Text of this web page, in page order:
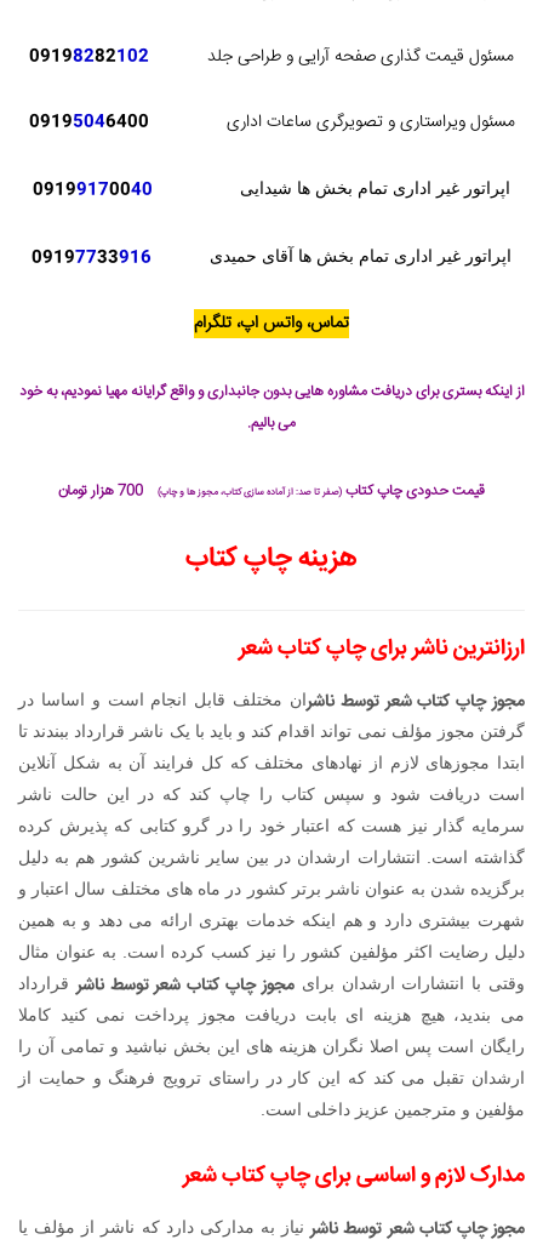
مسئول قیمت گذاری صفحه آرایی و طراحی جلد 09198282102
مسئول ویراستاری و تصویرگری ساعات اداری 09195046400
اپراتور غیر اداری تمام بخش ها شیدایی 09199170040
اپراتور غیر اداری تمام بخش ها آقای حمیدی 09197733916
تماس، واتس اپ، تلگرام
از اینکه بستری برای دریافت مشاوره هایی بدون جانبداری و واقع گرایانه مهیا نمودیم، به خود
می بالیم.
قیمت حدودی چاپ کتاب (صفر تا صد: از آماده سازی کتاب، مجوز ها و چاپ)
هزینه چاپ کتاب
ارزانترین ناشر برای چاپ کتاب شعر
مجوز چاپ کتاب شعر توسط ناشران مختلف قابل انجام است و اساسا در
گرفتن مجوز مؤلف نمی تواند اقدام کند و باید با یک ناشر قرارداد ببندند تا
ابتدا مجوزهای لازم از نهادهای مختلف که کل فرایند آن به شکل آنلاین
است دریافت شود و سپس کتاب را چاپ کند که در این حالت ناشر
سرمایه گذار نیز هست که اعتبار خود را در گرو کتابی که پذیرش کرده
گذاشته است. انتشارات ارشدان در بین سایر ناشرین کشور هم به دلیل
برگزیده شدن به عنوان ناشر برتر کشور در ماه های مختلف سال اعتبار و
شهرت بیشتری دارد و هم اینکه خدمات بهتری ارائه می دهد و به همین
دلیل رضایت اکثر مؤلفین کشور را نیز کسب کرده است. به عنوان مثال
وقتی با انتشارات ارشدان برایمجوز چاپ کتاب شعر توسط ناشر قرارداد
می بندید، هیچ هزینه ای بابت دریافت مجوز پرداخت نمی کنید کاملا
رایگان است پس اصلا نگران هزینه های این بخش نباشید و تمامی آن را
ارشدان تقبل می کند که این کار در راستای ترویج فرهنگ و حمایت از
مؤلفین و مترجمین عزیز داخلی است.
مدارک لازم و اساسی برای چاپ کتاب شعر
مجوز چاپ کتاب شعر توسط ناشر نیاز به مدارکی دارد که ناشر از مؤلف یا